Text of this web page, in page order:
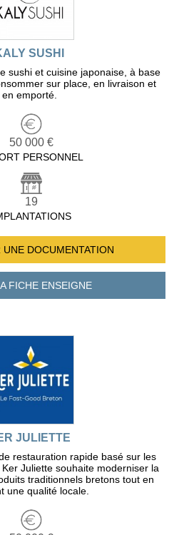
SUSHI
sushi et cuisine japonaise, à base
sur place, en livraison et
en emporté.
50 000 €
PERSONNEL
19
UNE DOCUMENTATION
FICHEENSEIGNE
JULIETTE
restauration rapide basé sur les
Juliette souhaite moderniser la
traditionnels bretons tout en
une qualité locale.